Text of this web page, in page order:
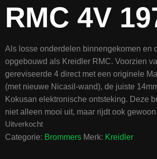
RMC 4V
Als losse onderdelen binnengekomen en
opgebouwd als Kreidler RMC. Voorzien
gereviseerde 4 direct met een originele
(met nieuwe Nicasil-wand), de juiste
Kokusan elektronische ontsteking. Deze
niet alleen mooi uit, maar rijdt ook
Uitverkocht
Categorie: Brommers Merk: Kreidler